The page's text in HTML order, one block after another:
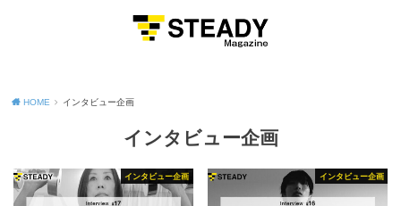
HOME インタビュー企画
インタビュー企画
インタビュー企画 インタビュー企画